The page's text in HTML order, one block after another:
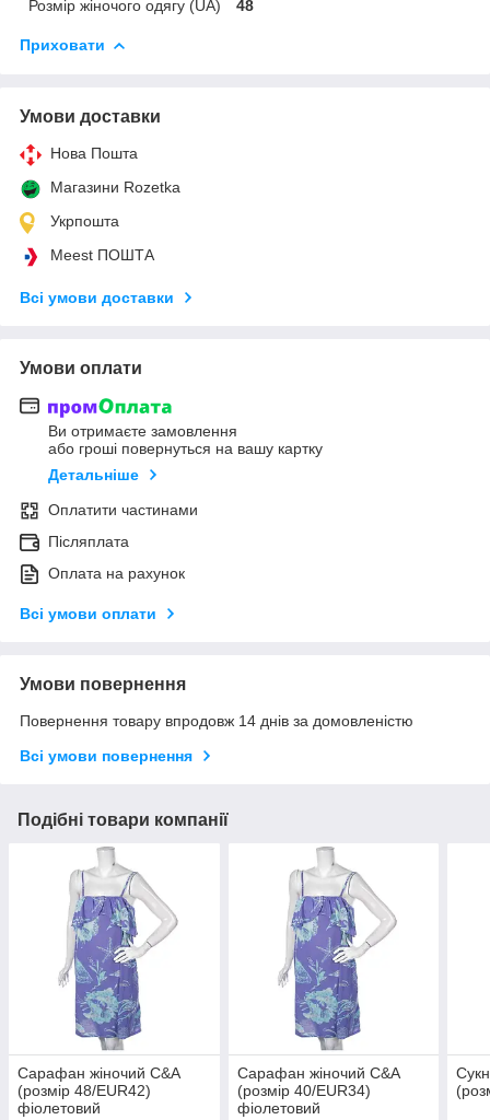
Розмір жіночого одягу (UA) 48
Приховати
Умови доставки
Нова Пошта
Магазини Rozetka
Укрпошта
Meest ПОШТА
Всі умови доставки
Умови оплати
Ви отримаєте замовлення
або гроші повернуться на вашу картку
Детальніше
Оплатити частинами
Післяплата
Оплата на рахунок
Всі умови оплати
Умови повернення
Повернення товару впродовж 14 днів за домовленістю
Всі умови повернення
Подібні товари компанії
Сарафан жіночий C&A
(розмір 48/EUR42)
фіолетовий
Сарафан жіночий C&A
(розмір 40/EUR34)
фіолетовий